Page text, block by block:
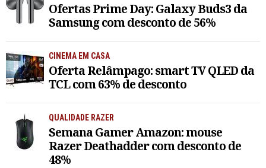
Ofertas Prime Day: Galaxy Buds3 da
Samsung com desconto de 56%
CINEMA EM CASA
Oferta Relâmpago: smart TV QLED da
TCL com 63% de desconto
QUALIDADE RAZER
Semana Gamer Amazon: mouse
Razer Deathadder com desconto de
48%